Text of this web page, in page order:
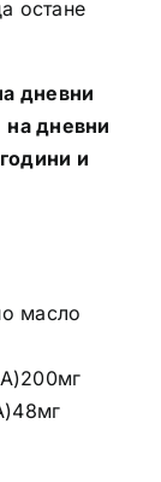
остане
дневни
на дневни
и
масло